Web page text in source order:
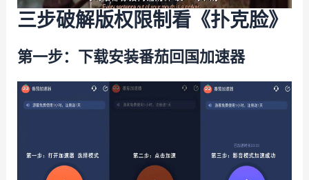
三步破解版权限制看《扑克脸》
第一步：下载安装番茄回国加速器